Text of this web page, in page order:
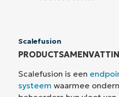
Scalefusion
Scalefusion is een
systeem waarmee